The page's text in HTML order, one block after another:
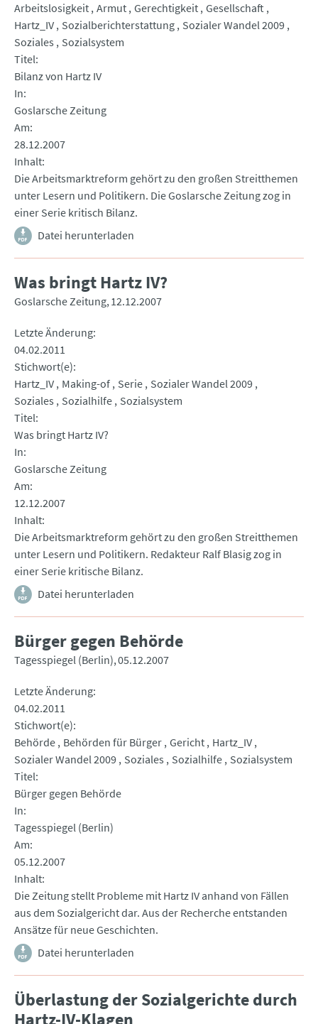
Arbeitslosigkeit Armut Gerechtigkeit Gesellschaft
Hartz_IV Sozialberichterstattung Sozialer Wandel 2009
Soziales
Sozialsystem
Titel
Bilanz von Hartz IV
In
Goslarsche Zeitung
Am
28.12.2007
Inhalt
Die Arbeitsmarktreform gehört zu den großen Streitthemen
unter Lesern und Politikern. Die Goslarsche Zeitung zog in
einer Serie kritisch Bilanz.
Datei herunterladen
Was bringt Hartz IV?
Goslarsche Zeitung 12.12.2007
Letzte Änderung
04.02.2011
Stichwort(e)
Hartz_IV Making-of Serie Sozialer Wandel 2009
Soziales
Sozialhilfe Sozialsystem
Titel
Was bringt Hartz IV?
In
Goslarsche Zeitung
Am
12.12.2007
Inhalt
Die Arbeitsmarktreform gehört zu den großen Streitthemen
unter Lesern und Politikern. Redakteur Ralf Blasig zog in
einer Serie kritische Bilanz.
Datei herunterladen
Bürger gegen Behörde
Tagesspiegel (Berlin) 05.12.2007
Letzte Änderung
04.02.2011
Stichwort(e)
Behörde Behörden für Bürger Gericht Hartz_IV
Sozialer Wandel 2009 Soziales Sozialhilfe Sozialsystem
Titel
Bürger gegen Behörde
In
Tagesspiegel (Berlin)
Am
05.12.2007
Inhalt
Die Zeitung stellt Probleme mit Hartz IV anhand von Fällen
aus dem Sozialgericht dar. Aus der Recherche entstanden
Ansätze für neue Geschichten.
Datei herunterladen
Überlastung der Sozialgerichte durch
Hartz-IV-Klagen